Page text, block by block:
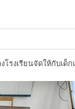
รงเรียนจัดให้กับเด็